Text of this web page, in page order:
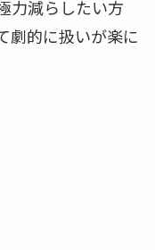
力減らしたい方
劇的に扱いが楽に